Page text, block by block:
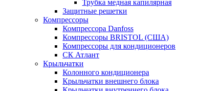
Трубка медная капилярная
Защитные решетки
Компрессоры
Компрессора Danfoss
Компрессоры BRISTOL (США)
Компрессоры для кондиционеров
СК Атлант
Крыльчатки
Колонного кондиционера
Крыльчатки внешнего блока